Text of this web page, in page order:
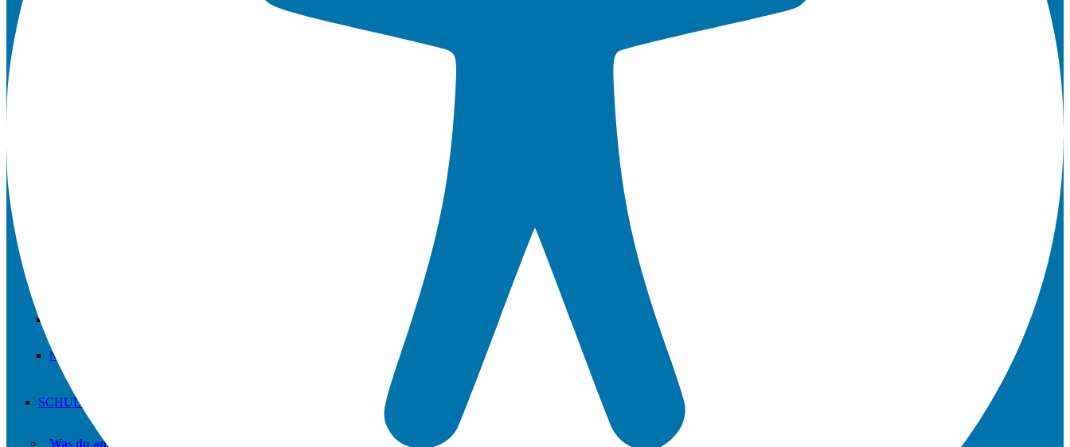
Newsletter
SCHULE UND MEHR
Was du am Hellweg-Gymnasium machen kannst.